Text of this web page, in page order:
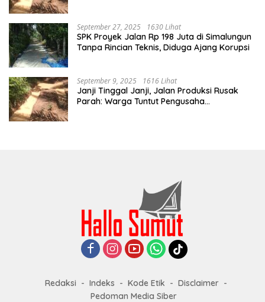
September 27, 2025 1630 Lihat
SPK Proyek Jalan Rp 198 Juta di Simalungun
Tanpa Rincian Teknis, Diduga Ajang Korupsi
September 9, 2025 1616 Lihat
Janji Tinggal Janji, Jalan Produksi Rusak
Parah: Warga Tuntut Pengusaha
Redaksi Indeks Kode Etik
Disclaimer
Pedoman Media Siber